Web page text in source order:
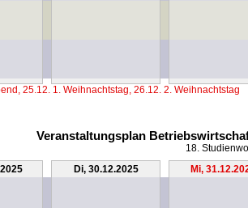
25.12. 1. Weihnachtstag, 26.12. 2. Weihnachtstag
Veranstaltungsplan
18.
Di, 30.12.2025
Mi,